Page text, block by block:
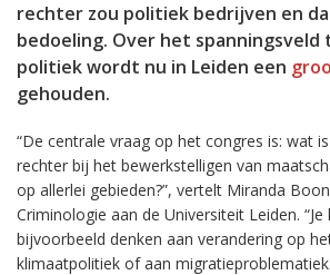
rechter zou politiek bedrijven en
bedoeling. Over het spanningsveld
politiek wordt nu in Leiden een
gehouden.
“De centrale vraag op het congres is: wat
rechter bij het bewerkstelligen van
op allerlei gebieden?”, vertelt Miranda
Criminologie aan de Universiteit Leiden. “Je
bijvoorbeeld denken aan verandering op
klimaatpolitiek of aan